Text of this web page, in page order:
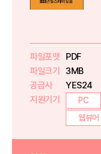
파일포맷
PDF
파일크기
3MB
공급사
YES24
지원기기
PC
웹뷰어